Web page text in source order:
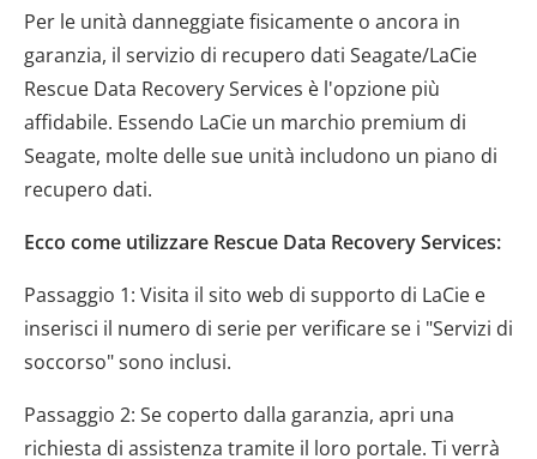
Per le unità danneggiate fisicamente o ancora in
garanzia, il servizio di recupero dati Seagate/LaCie
Rescue Data Recovery Services è l'opzione più
affidabile. Essendo LaCie un marchio premium di
Seagate, molte delle sue unità includono un piano di
recupero dati.
Ecco come utilizzare Rescue Data Recovery Services:
Passaggio 1: Visita il sito web di supporto di LaCie e
inserisci il numero di serie per verificare se i "Servizi di
soccorso" sono inclusi.
Passaggio 2: Se coperto dalla garanzia, apri una
richiesta di assistenza tramite il loro portale. Ti verrà